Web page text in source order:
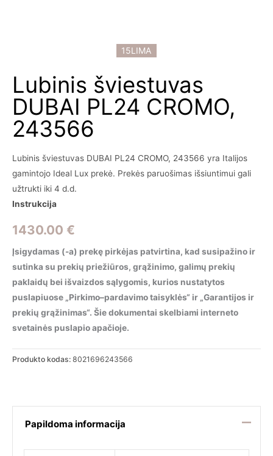
15LIMA
Lubinis šviestuvas
DUBAI PL24 CROMO,
243566
Lubinis šviestuvas DUBAI PL24 CROMO, 243566 yra Italijos
gamintojo Ideal Lux prekė. Prekės paruošimas išsiuntimui gali
užtrukti iki 4 d.d.
Instrukcija
1430.00 €
Įsigydamas (-a) prekę pirkėjas patvirtina, kad susipažino ir
sutinka su prekių priežiūros, grąžinimo, galimų prekių
paklaidų bei išvaizdos sąlygomis, kurios nustatytos
puslapiuose „Pirkimo–pardavimo taisyklės“ ir „Garantijos ir
prekių grąžinimas“. Šie dokumentai skelbiami interneto
svetainės puslapio apačioje.
Produkto kodas: 8021696243566
Papildoma informacija